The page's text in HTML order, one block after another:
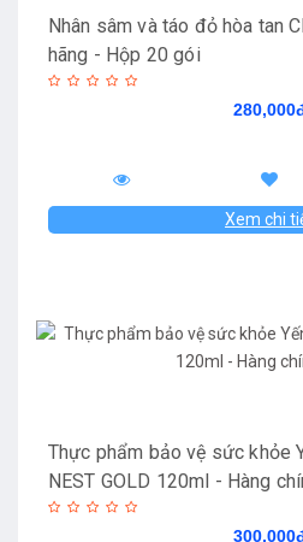
Nhân sâm và táo đỏ hòa tan
hãng - Hộp 20 gói
Xem chi
Thực phẩm bảo vệ sức khỏe
NEST GOLD 120ml - Hàng